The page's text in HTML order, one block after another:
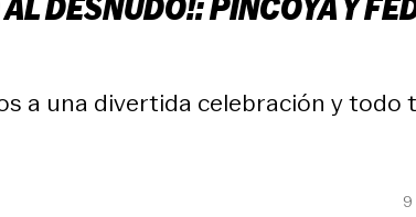
a una divertida celebración y todo
9